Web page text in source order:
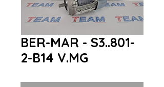
BER-MAR - S3..801-
2-B14 V.MG